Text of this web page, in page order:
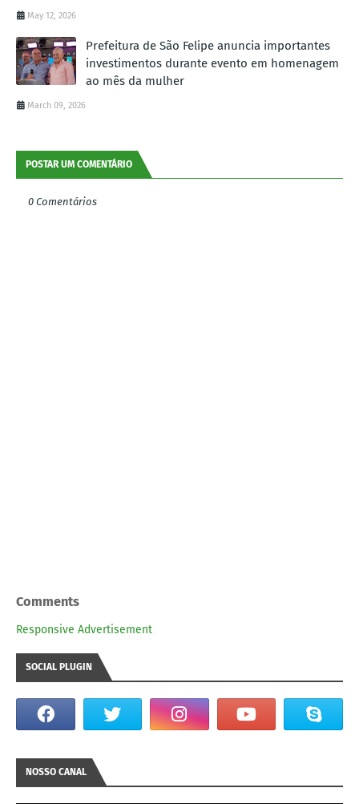
May 12, 2026
Prefeitura de São Felipe anuncia importantes
investimentos durante evento em homenagem
ao mês da mulher
March 09, 2026
POSTAR UM COMENTÁRIO
0 Comentários
Comments
Responsive Advertisement
SOCIAL PLUGIN
NOSSO CANAL